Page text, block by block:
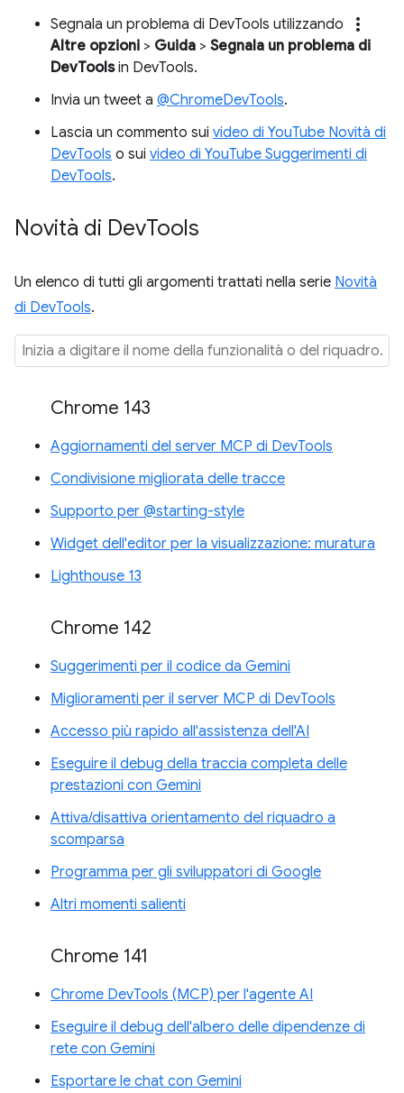
Segnala un problema di DevTools utilizzando
more_vert
Altre opzioni > Guida > Segnala un problema di
DevToolsin DevTools.
Invia un tweet a @ChromeDevTools.
Lascia un commento sui video di YouTube Novità di
DevTools o sui video di YouTube Suggerimenti di
DevTools.
Novità di DevTools
Un elenco di tutti gli argomenti trattati nella serie Novità
di DevTools.
Chrome 143
Aggiornamenti del server MCP di DevTools
Condivisione migliorata delle tracce
Supporto per @starting-style
Widget dell'editor per la visualizzazione: muratura
Lighthouse 13
Chrome 142
Suggerimenti per il codice da Gemini
Miglioramenti per il server MCP di DevTools
Accesso più rapido all'assistenza dell'AI
Eseguire il debug della traccia completa delle
prestazioni con Gemini
Attiva/disattiva orientamento del riquadro a
scomparsa
Programma per gli sviluppatori di Google
Altri momenti salienti
Chrome 141
Chrome DevTools (MCP) per l'agente AI
Eseguire il debug dell'albero delle dipendenze di
rete con Gemini
Esportare le chat con Gemini